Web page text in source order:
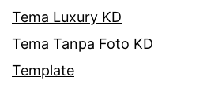
Tema Luxury KD
Tema Tanpa Foto KD
Template